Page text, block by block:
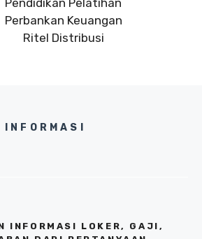
Perbankan Keuangan
Ritel Distribusi
INFORMASI
INFORMASI LOKER, GAJI,